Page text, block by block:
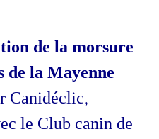
de la morsure
de la Mayenne
Canidéclic,
le Club canin de